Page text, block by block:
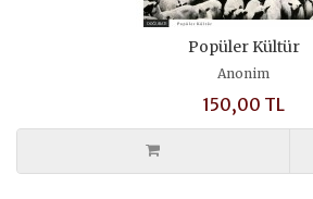
Popüler Kültür
Anonim
150,00 TL